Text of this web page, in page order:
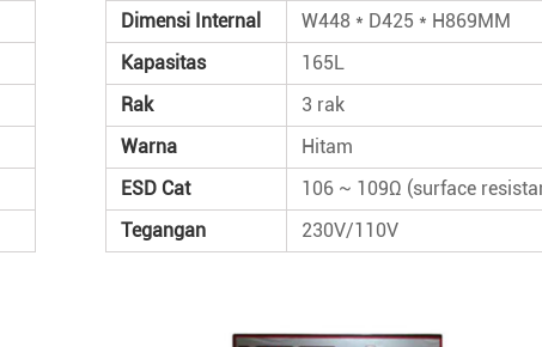
Dimensi Internal
W448 * D425 * H869MM
Kapasitas
165L
Rak
3 rak
Warna
Hitam
ESD Cat
106 ~ 109Ω (surface
Tegangan
230V/110V